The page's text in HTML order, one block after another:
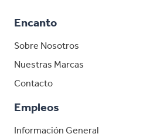
Encanto
Sobre Nosotros
Nuestras Marcas
Contacto
Empleos
Información General